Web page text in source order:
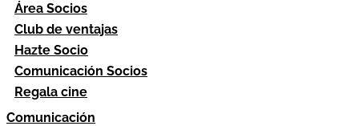
Área Socios
Club de ventajas
Hazte Socio
Comunicación Socios
Regala cine
Comunicación